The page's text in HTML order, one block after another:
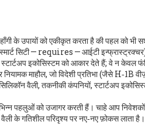
के उपायों को एकीकृत करता हैकी पहल को भी
सिटी — requires — आईटी
इकोसिस्टम को आकार देते हैं; वे न केवल
माहौल, जो विदेशी प्रतिभा (जैसे H‑1B
वैली, तकनीकी कंपनियों, स्टार्टअप
पहलुओं को उजागर करती हैं। चाहे आप निवेशकों
के गतिशील परिदृश्य पर नए‑नए फ़ोकस लाता